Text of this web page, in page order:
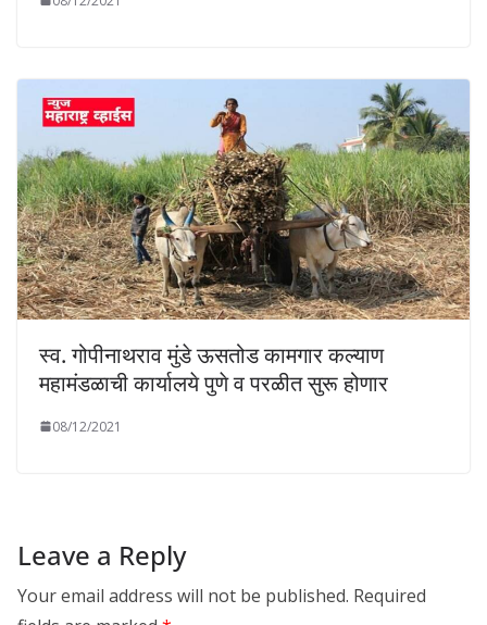
स्व. गोपीनाथराव मुंडे ऊसतोड कामगार कल्याण
महामंडळाची कार्यालये पुणे व परळीत सुरू होणार
08/12/2021
Leave a Reply
Your email address will not be published. Required